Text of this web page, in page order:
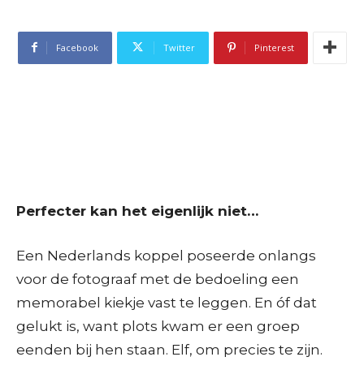
Facebook Twitter Pinterest
Perfecter kan het eigenlijk niet…
Een Nederlands koppel poseerde onlangs
voor de fotograaf met de bedoeling een
memorabel kiekje vast te leggen. En óf dat
gelukt is, want plots kwam er een groep
eenden bij hen staan. Elf, om precies te zijn.